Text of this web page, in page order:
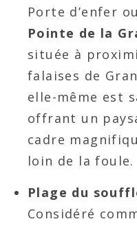
Porte d’enfer
Pointe de la
située à
falaises de
elle-même est
offrant un
cadre
loin de la foule.
Plage du
Considéré